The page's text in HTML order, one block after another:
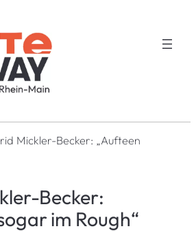
Mickler-Becker: „Aufteen
Becker:
im Rough“